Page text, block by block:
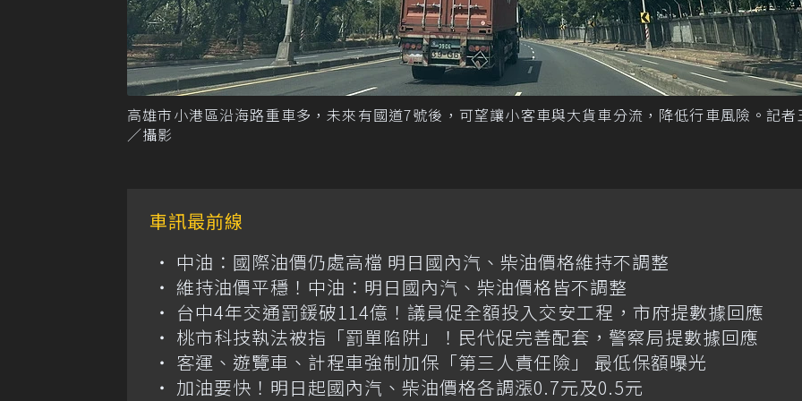
高雄市小港區沿海路重車多，未來有國道7號後，可望讓小客車與大貨車分流，降低行車風險。記者
／攝影
車訊最前線
中油：國際油價仍處高檔 明日國內汽、柴油價格維持不調整
維持油價平穩！中油：明日國內汽、柴油價格皆不調整
台中4年交通罰鍰破114億！議員促全額投入交安工程，市府提數據回應
桃市科技執法被指「罰單陷阱」！民代促完善配套，警察局提數據回應
客運、遊覽車、計程車強制加保「第三人責任險」 最低保額曝光
加油要快！明日起國內汽、柴油價格各調漲0.7元及0.5元